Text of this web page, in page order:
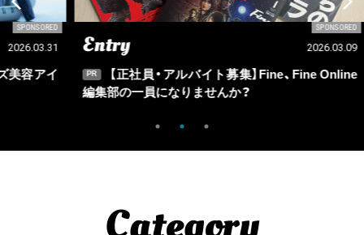
イ
SPONSORED
Entry 2026.03.09
PR
【正社員・アルバイト募集】Fine、Fine Online
編集部の一員になりませんか？
PR